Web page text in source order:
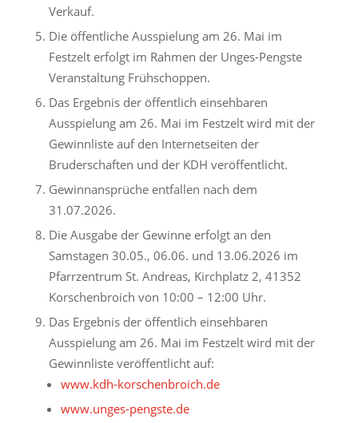
Verkauf.
Die öffentliche Ausspielung am 26. Mai im
Festzelt erfolgt im Rahmen der Unges-Pengste
Veranstaltung Frühschoppen.
Das Ergebnis der öffentlich einsehbaren
Ausspielung am 26. Mai im Festzelt wird mit der
Gewinnliste auf den Internetseiten der
Bruderschaften und der KDH veröffentlicht.
Gewinnansprüche entfallen nach dem
31.07.2026.
Die Ausgabe der Gewinne erfolgt an den
Samstagen 30.05., 06.06. und 13.06.2026 im
Pfarrzentrum St. Andreas, Kirchplatz 2, 41352
Korschenbroich von 10:00 – 12:00 Uhr.
Das Ergebnis der öffentlich einsehbaren
Ausspielung am 26. Mai im Festzelt wird mit der
Gewinnliste veröffentlicht auf:
www.kdh-korschenbroich.de
www.unges-pengste.de